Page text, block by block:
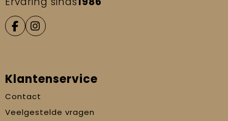
Klantenservice
Contact
Veelgestelde vragen